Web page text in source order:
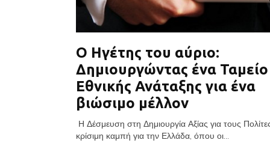
Ο Ηγέτης του αύριο:
Δημιουργώντας ένα Ταμείο
Εθνικής Ανάταξης για ένα
βιώσιμο μέλλον
Η Δέσμευση στη Δημιουργία Αξίας για τους
κρίσιμη καμπή για την Ελλάδα, όπου οι...